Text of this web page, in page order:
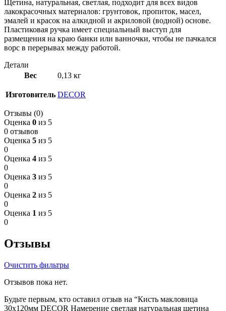
Щетина, натуральная, светлая, подходит для всех видов
лакокрасочных материалов: грунтовок, пропиток, масел,
эмалей и красок на алкидной и акриловой (водной) основе.
Пластиковая ручка имеет специальный выступ для
размещения на краю банки или ванночки, чтобы не пачкался
ворс в перерывах между работой.
Детали
Вес
0,13 кг
Изготовитель DECOR
Отзывы (0)
Оценка 0 из 5
0 отзывов
Оценка 5 из 5
0
Оценка 4 из 5
0
Оценка 3 из 5
0
Оценка 2 из 5
0
Оценка 1 из 5
0
Отзывы
Очистить фильтры
Отзывов пока нет.
Будьте первым, кто оставил отзыв на “Кисть макловица
30х120мм DECOR Намерение светлая натуральная щетина